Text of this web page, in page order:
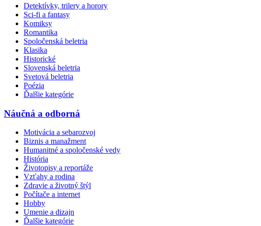
Detektívky, trilery a horory
Sci-fi a fantasy
Komiksy
Romantika
Spoločenská beletria
Klasika
Historické
Slovenská beletria
Svetová beletria
Poézia
Ďalšie kategórie
Náučná a odborná
Motivácia a sebarozvoj
Biznis a manažment
Humanitné a spoločenské vedy
História
Životopisy a reportáže
Vzťahy a rodina
Zdravie a životný štýl
Počítače a internet
Hobby
Umenie a dizajn
Ďalšie kategórie